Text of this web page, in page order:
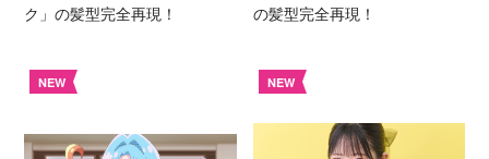
ク」の髪型完全再現！
の髪型完全再現！
NEW NEW